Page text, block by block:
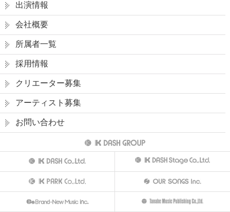
出演情報
会社概要
所属者一覧
採用情報
クリエーター募集
アーティスト募集
お問い合わせ